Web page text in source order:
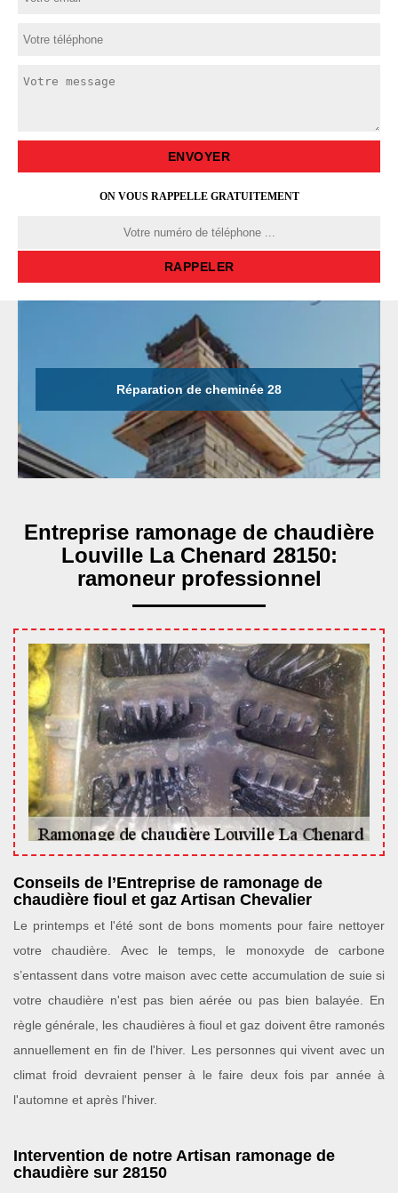
ON VOUS RAPPELLE GRATUITEMENT
Réparation de cheminée 28
Entreprise ramonage de chaudière
Louville La Chenard 28150:
ramoneur professionnel
Conseils de l’Entreprise de ramonage de
chaudière fioul et gaz Artisan Chevalier
Le printemps et l'été sont de bons moments pour faire nettoyer
votre chaudière. Avec le temps, le monoxyde de carbone
s’entassent dans votre maison avec cette accumulation de suie si
votre chaudière n'est pas bien aérée ou pas bien balayée. En
règle générale, les chaudières à fioul et gaz doivent être ramonés
annuellement en fin de l'hiver. Les personnes qui vivent avec un
climat froid devraient penser à le faire deux fois par année à
l'automne et après l'hiver.
Intervention de notre Artisan ramonage de
chaudière sur 28150